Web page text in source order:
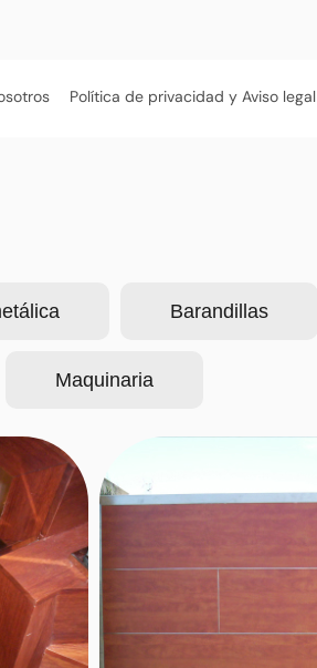
Política de privacidad y Aviso legal
Barandillas
Maquinaria